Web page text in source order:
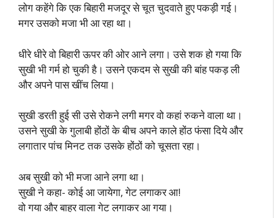
लोग कहेंगे कि एक बिहारी मजदूर से चूत चुदवाते हुए पकड़ी गई।
मगर उसको मजा भी आ रहा था।
धीरे धीरे वो बिहारी ऊपर की ओर आने लगा। उसे शक हो गया कि
सुखी भी गर्म हो चुकी है। उसने एकदम से सुखी की बांह पकड़ ली
और अपने पास खींच लिया।
सुखी डरती हुई सी उसे रोकने लगी मगर वो कहां रुकने वाला था।
उसने सुखी के गुलाबी होंठों के बीच अपने काले होंठ फंसा दिये और
लगातार पांच मिनट तक उसके होंठों को चूसता रहा।
अब सुखी को भी मजा आने लगा था।
सुखी ने कहा- कोई आ जायेगा, गेट लगाकर आ!
वो गया और बाहर वाला गेट लगाकर आ गया।